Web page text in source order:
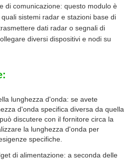
di comunicazione: questo modulo è
sistemi radar e stazioni base di
dati radar o segnali di
diversi dispositivi e nodi su
lunghezza d'onda: se avete
d'onda specifica diversa da quella
discutere con il fornitore circa la
la lunghezza d'onda per
specifiche.
di alimentazione: a seconda delle